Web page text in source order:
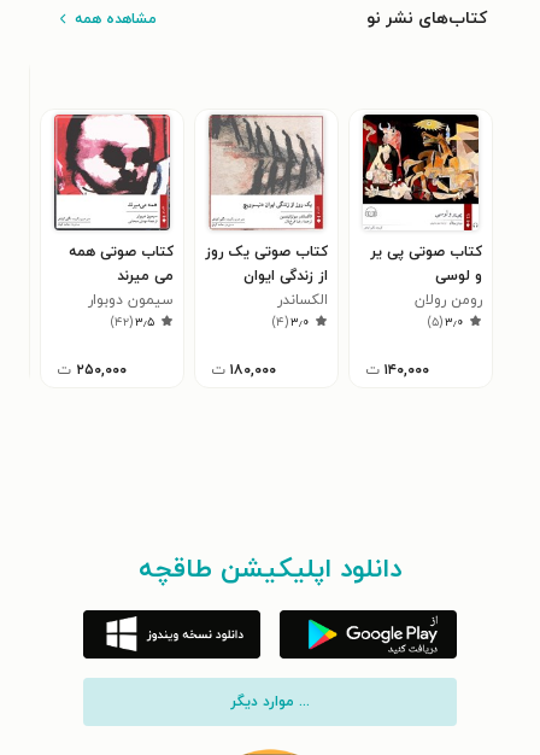
کتاب‌های نشر نو مشاهده همه
کتاب صوتی پی‌ یر
و لوسی
رومن رولان
۳٫۰(۵)
۱۴۰,۰۰۰ ت
کتاب صوتی یک روز
از زندگی ایوان
دنیسوویچ
الکساندر
سولژنیتسین
۳٫۰(۴)
۱۸۰,۰۰۰ ت
کتاب صوتی همه
می‌ میرند
سیمون دوبوار
۳٫۵(۴۲)
۲۵۰,۰۰۰ ت
دانلود اپلیکیشن طاقچه
... موارد دیگر